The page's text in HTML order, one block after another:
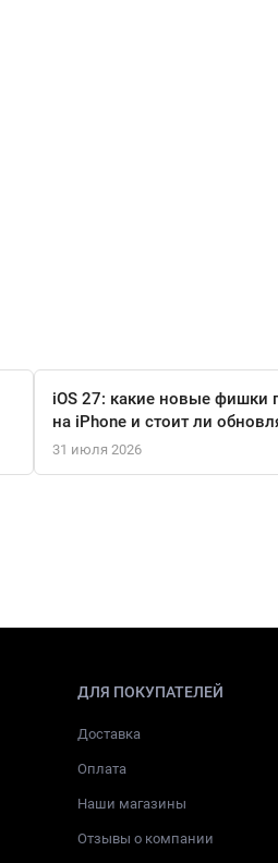
iOS 27: какие новые фишки
на iPhone и стоит ли
31 июля 2026
ДЛЯ ПОКУПАТЕЛЕЙ
Доставка
Оплата
Наши магазины
Отзывы о компании